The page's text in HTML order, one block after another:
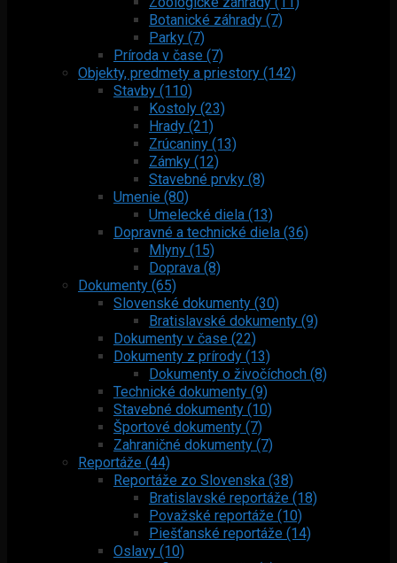
Botanické záhrady (7)
Parky (7)
Príroda v čase (7)
Objekty, predmety a priestory (142)
Stavby (110)
Kostoly (23)
Hrady (21)
Zrúcaniny (13)
Zámky (12)
Stavebné prvky (8)
Umenie (80)
Umelecké diela (13)
Dopravné a technické diela (36)
Mlyny (15)
Doprava (8)
Dokumenty (65)
Slovenské dokumenty (30)
Bratislavské dokumenty (9)
Dokumenty v čase (22)
Dokumenty z prírody (13)
Dokumenty o živočíchoch (8)
Technické dokumenty (9)
Stavebné dokumenty (10)
Športové dokumenty (7)
Zahraničné dokumenty (7)
Reportáže (44)
Reportáže zo Slovenska (38)
Bratislavské reportáže (18)
Považské reportáže (10)
Piešťanské reportáže (14)
Oslavy (10)